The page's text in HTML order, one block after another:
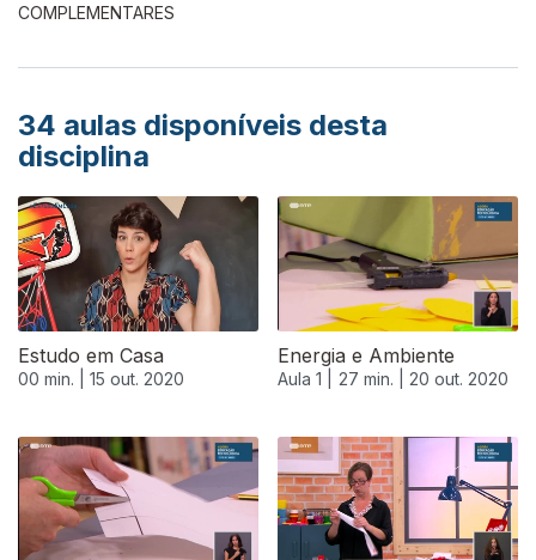
COMPLEMENTARES
34 aulas disponíveis desta
disciplina
Estudo em Casa
00 min. | 15 out. 2020
Energia e Ambiente
Aula 1 | 27 min. | 20 out. 2020